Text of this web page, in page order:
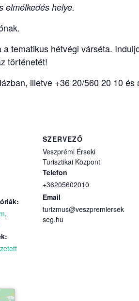
elmélkedés helye.
tematikus hétvégi várséta.
történetét!
illetve +36 20/560 20 10
,
SZERVEZŐ
Veszprémi Érseki
Turisztikai Központ
Telefon
+36205602010
Email
turizmus@veszpremiersek
seg.hu